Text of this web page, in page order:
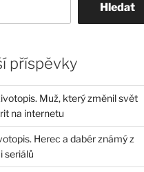
Hledat
příspěvky
Muž, který změnil svět
na internetu
Herec a dabér známý z
seriálů